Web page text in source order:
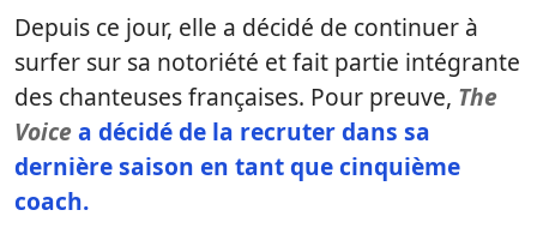
Depuis ce jour, elle a décidé de continuer à
surfer sur sa notoriété et fait partie intégrante
des chanteuses françaises. Pour preuve, The
Voicea décidé de la recruter dans sa
dernière saison en tant que cinquième
coach.